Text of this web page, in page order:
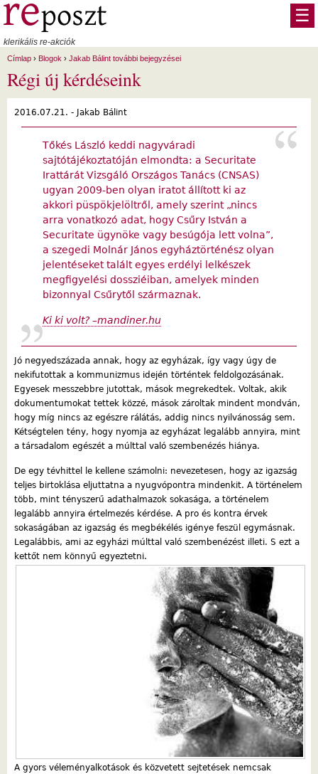
Ugrás a tartalomra
klerikális re-akciók
☰
Címlap › Blogok › Jakab Bálint további bejegyzései
Régi új kérdéseink
2016.07.21. - Jakab Bálint
Tőkés László keddi nagyváradi
sajtótájékoztatóján elmondta: a Securitate
Irattárát Vizsgáló Országos Tanács (CNSAS)
ugyan 2009-ben olyan iratot állított ki az
akkori püspökjelöltről, amely szerint „nincs
arra vonatkozó adat, hogy Csűry István a
Securitate ügynöke vagy besúgója lett volna”,
a szegedi Molnár János egyháztörténész olyan
jelentéseket talált egyes erdélyi lelkészek
megfigyelési dossziéiban, amelyek minden
bizonnyal Csűrytől származnak.
Ki ki volt? –mandiner.hu
Jó negyedszázada annak, hogy az egyházak, így vagy úgy de
nekifutottak a kommunizmus idején történtek feldolgozásának.
Egyesek messzebbre jutottak, mások megrekedtek. Voltak, akik
dokumentumokat tettek közzé, mások zároltak mindent mondván,
hogy míg nincs az egészre rálátás, addig nincs nyilvánosság sem.
Kétségtelen tény, hogy nyomja az egyházat legalább annyira, mint
a társadalom egészét a múlttal való szembenézés hiánya.
De egy tévhittel le kellene számolni: nevezetesen, hogy az igazság
teljes birtoklása eljuttatna a nyugvópontra mindenkit. A történelem
több, mint tényszerű adathalmazok sokasága, a történelem
legalább annyira értelmezés kérdése. A pro és kontra érvek
sokaságában az igazság és megbékélés igénye feszül egymásnak.
Legalábbis, ami az egyházi múlttal való szembenézést illeti. S ezt a
kettőt nem könnyű egyeztetni.
A gyors véleményalkotások és közvetett sejtetések nemcsak